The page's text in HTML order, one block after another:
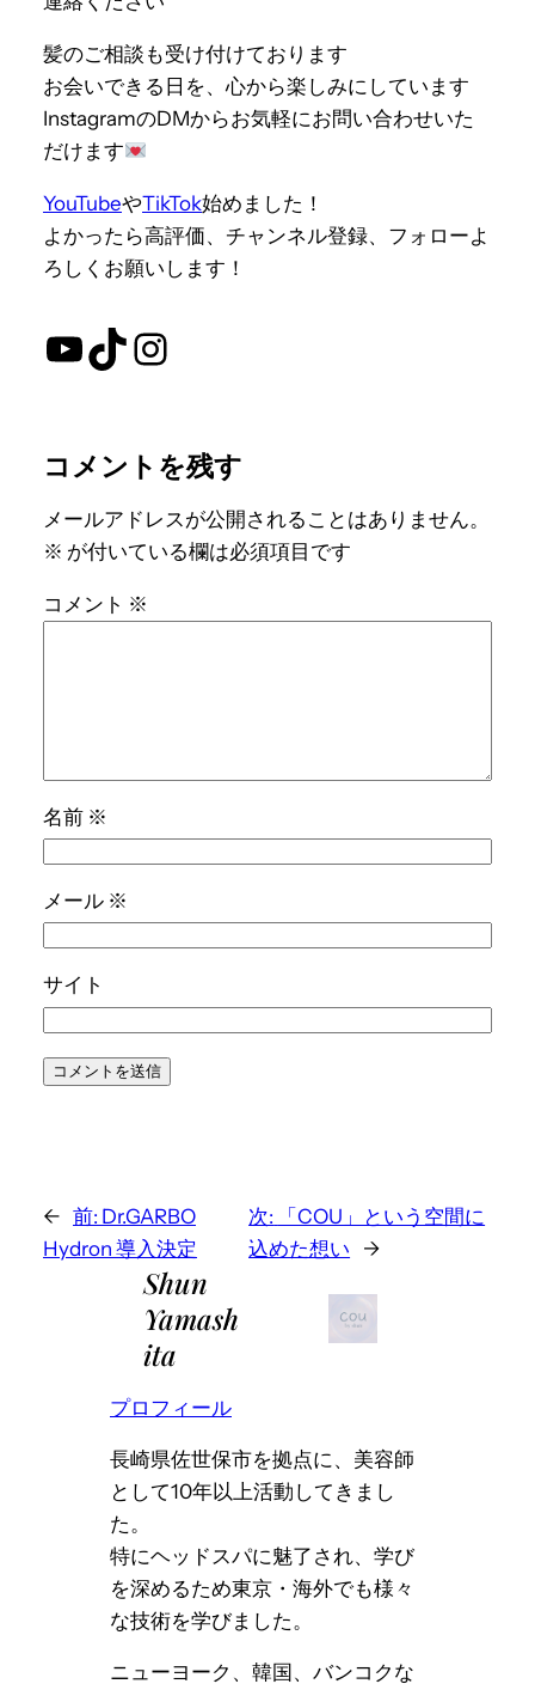
髪のご相談も受け付けております
お会いできる日を、心から楽しみにしています
InstagramのDMからお気軽にお問い合わせいた
だけます
YouTubeやTikTok始めました！
よかったら高評価、チャンネル登録、フォローよ
ろしくお願いします！
YouTube TikTok Instagram
コメントを残す
メールアドレスが公開されることはありません。
※ が付いている欄は必須項目です
コメント ※
名前 ※
メール ※
サイト
← 前: Dr.GARBO
Hydron 導入決定
次:
「COU」という空間に
込めた想い
→
Shun
Yamash
ita
プロフィール
長崎県佐世保市を拠点に、美容師
として10年以上活動してきまし
た。
特にヘッドスパに魅了され、学び
を深めるため東京・海外でも様々
な技術を学びました。
ニューヨーク、韓国、バンコクな